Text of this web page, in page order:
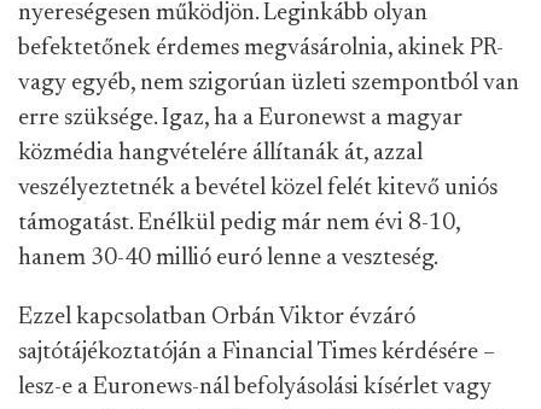
nyereségesen működjön. Leginkább olyan
befektetőnek érdemes megvásárolnia, akinek PR-
vagy egyéb, nem szigorúan üzleti szempontból van
erre szüksége. Igaz, ha a Euronewst a magyar
közmédia hangvételére állítanák át, azzal
veszélyeztetnék a bevétel közel felét kitevő uniós
támogatást. Enélkül pedig már nem évi 8-10,
hanem 30-40 millió euró lenne a veszteség.
Ezzel kapcsolatban Orbán Viktor évzáró
sajtótájékoztatóján a Financial Times kérdésére –
lesz-e a Euronews-nál befolyásolási kísérlet vagy